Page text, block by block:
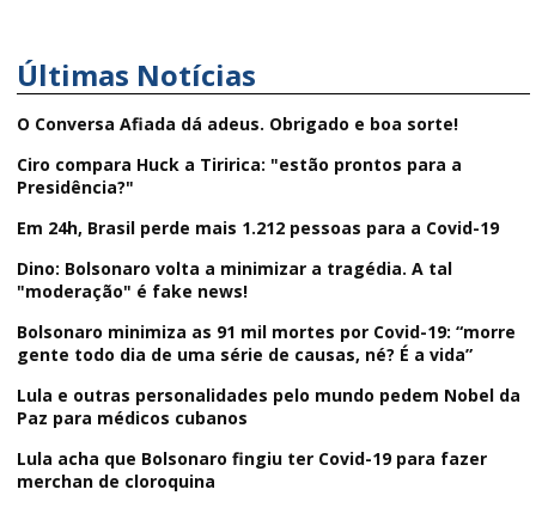
Últimas Notícias
O Conversa Afiada dá adeus. Obrigado e boa sorte!
Ciro compara Huck a Tiririca: "estão prontos para a
Presidência?"
Em 24h, Brasil perde mais 1.212 pessoas para a Covid-19
Dino: Bolsonaro volta a minimizar a tragédia. A tal
"moderação" é fake news!
Bolsonaro minimiza as 91 mil mortes por Covid-19: “morre
gente todo dia de uma série de causas, né? É a vida”
Lula e outras personalidades pelo mundo pedem Nobel da
Paz para médicos cubanos
Lula acha que Bolsonaro fingiu ter Covid-19 para fazer
merchan de cloroquina